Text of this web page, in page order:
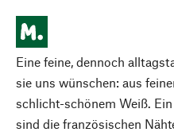
Eine feine, dennoch
sie uns wünschen: aus
schlicht-schönem Weiß.
sind die französischen